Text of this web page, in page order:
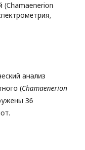
(Chamaenerion
анализ
(Chamaenerion
36